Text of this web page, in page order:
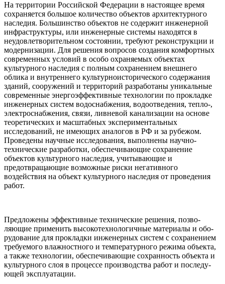
На территории Российской Федерации в настоящее время
сохраняется большое количество объектов архитектурного
наследия. Большинство объектов не содержит инженерной
инфраструктуры, или инженерные системы на­ходятся в
неудовлетворительном состоянии, требуют рекон­струкции и
модернизации. Для решения вопросов создания комфортных
современных условий в особо охраняемых объектах
культурного наследия с полным сохранением внешнего
облика и внутреннего культурноисторического содержания
зданий, со­оружений и территорий разработаны уникальные
современные энергоэффективные технологии по прокладке
инженерных систем водоснабжения, водоотведения, тепло-,
электроснаб­жения, связи, ливневой канализации на основе
теоретических и масштабных экспериментальных
исследований, не имеющих аналогов в РФ и за рубежом.
Проведены научные исследования, выполнены научно-
технические разработки, обеспечивающие сохранение
объектов культурного наследия, учитывающие и
предотвращающие возможные риски негативного
воздействия на объект культурного наследия от проведения
работ.
Предложены эффективные технические решения, позво­
ляющие применить высокотехнологичные материалы и обо­
рудование для прокладки инженерных систем с сохранением
требуемого влажностного и температурного режима объекта,
а также технологии, обеспечивающие сохранность объекта и
культурного слоя в процессе производства работ и последу­
ющей эксплуатации.